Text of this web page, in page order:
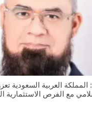
المملكة العربية السعودية
مع الفرص الاستثمارية